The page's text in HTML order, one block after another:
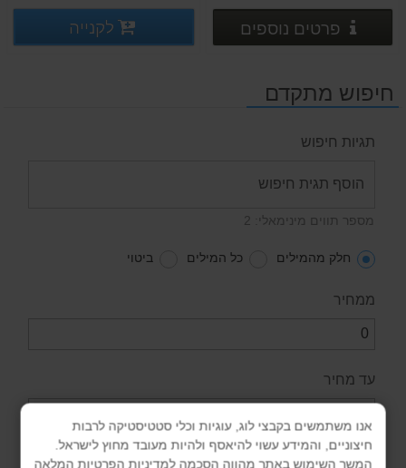
אנו משתמשים בקבצי לוג, עוגיות וכלי סטטיסטיקה לרבות
חיצוניים, והמידע עשוי להיאסף ולהיות מעובד מחוץ לישראל.
המשך השימוש באתר מהווה הסכמה למדיניות הפרטיות המלאה
פרטים נוספים פרטים נוספיםפרטים נוספים
לקנייה
חיפוש מתקדם
תגיות חיפוש
מספר תווים מינימאלי: 2
חלק מהמילים כל המילים ביטוי
ממחיר
עד מחיר
קטגוריה